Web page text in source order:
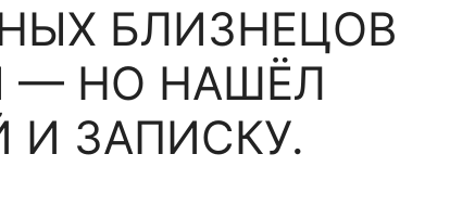
БЛИЗНЕЦОВ
— НО НАШЁЛ
И ЗАПИСКУ.